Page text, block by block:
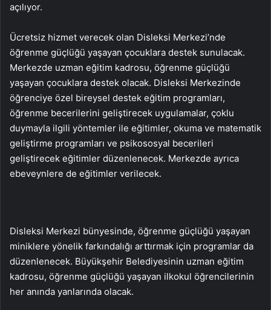
açılıyor.
Ücretsiz hizmet verecek olan Disleksi Merkezi’nde
öğrenme güçlüğü yaşayan çocuklara destek sunulacak.
Merkezde uzman eğitim kadrosu, öğrenme güçlüğü
yaşayan çocuklara destek olacak. Disleksi Merkezinde
öğrenciye özel bireysel destek eğitim programları,
öğrenme becerilerini geliştirecek uygulamalar, çoklu
duymayla ilgili yöntemler ile eğitimler, okuma ve matematik
geliştirme programları ve psikososyal becerileri
geliştirecek eğitimler düzenlenecek. Merkezde ayrıca
ebeveynlere de eğitimler verilecek.
Disleksi Merkezi bünyesinde, öğrenme güçlüğü yaşayan
miniklere yönelik farkındalığı arttırmak için programlar da
düzenlenecek. Büyükşehir Belediyesinin uzman eğitim
kadrosu, öğrenme güçlüğü yaşayan ilkokul öğrencilerinin
her anında yanlarında olacak.